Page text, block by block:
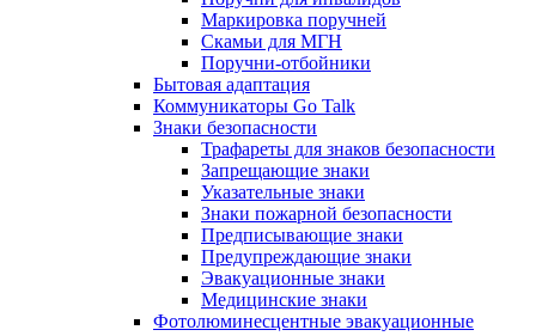
Маркировка поручней
Скамьи для МГН
Поручни-отбойники
Бытовая адаптация
Коммуникаторы Go Talk
Знаки безопасности
Трафареты для знаков безопасности
Запрещающие знаки
Указательные знаки
Знаки пожарной безопасности
Предписывающие знаки
Предупреждающие знаки
Эвакуационные знаки
Медицинские знаки
Фотолюминесцентные эвакуационные